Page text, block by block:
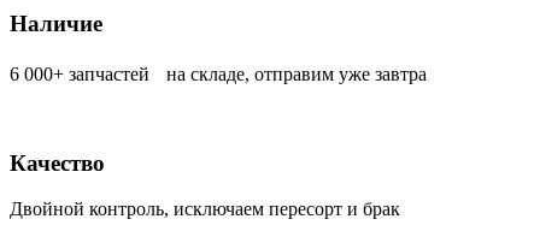
Наличие
6 000+ запчастей на складе, отправим уже завтра
Качество
Двойной контроль, исключаем пересорт и брак